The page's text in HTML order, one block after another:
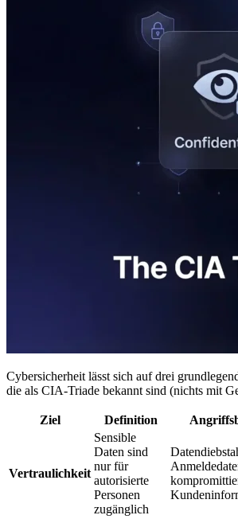
Cybersicherheit lässt sich auf drei
die als CIA-Triade bekannt sind (nichts mit
Ziel Definition
Vertraulichkeit
Sensible
Daten sind
nur für
autorisierte
Personen
zugänglich